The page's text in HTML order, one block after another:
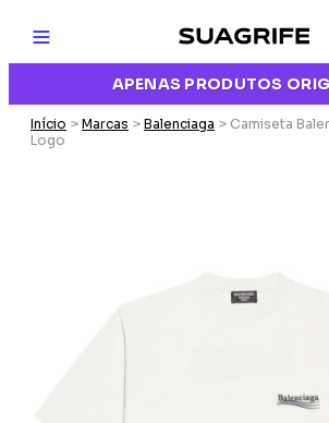
APENAS PRODUTOS
Início > Marcas > Balenciaga > Camiseta
Logo